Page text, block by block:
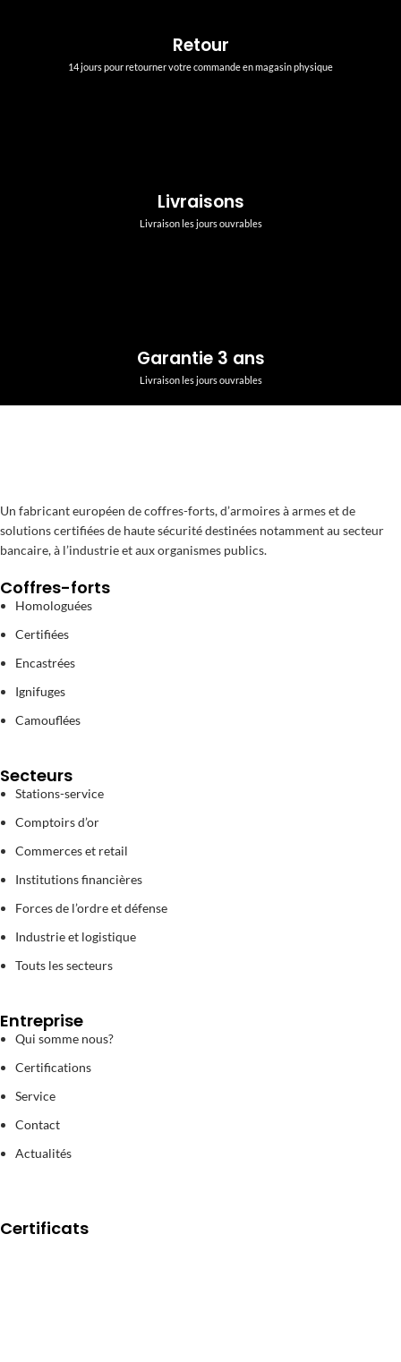
Retour
14 jours pour retourner votre commande en magasin physique
Livraisons
Livraison les jours ouvrables
Garantie 3 ans
Livraison les jours ouvrables
Un fabricant européen de coffres-forts, d’armoires à armes et de
solutions certifiées de haute sécurité destinées notamment au secteur
bancaire, à l’industrie et aux organismes publics.
Coffres-forts
Homologuées
Certifiées
Encastrées
Ignifuges
Camouflées
Secteurs
Stations-service
Comptoirs d’or
Commerces et retail
Institutions financières
Forces de l’ordre et défense
Industrie et logistique
Touts les secteurs
Entreprise
Qui somme nous?
Certifications
Service
Contact
Actualités
Certificats